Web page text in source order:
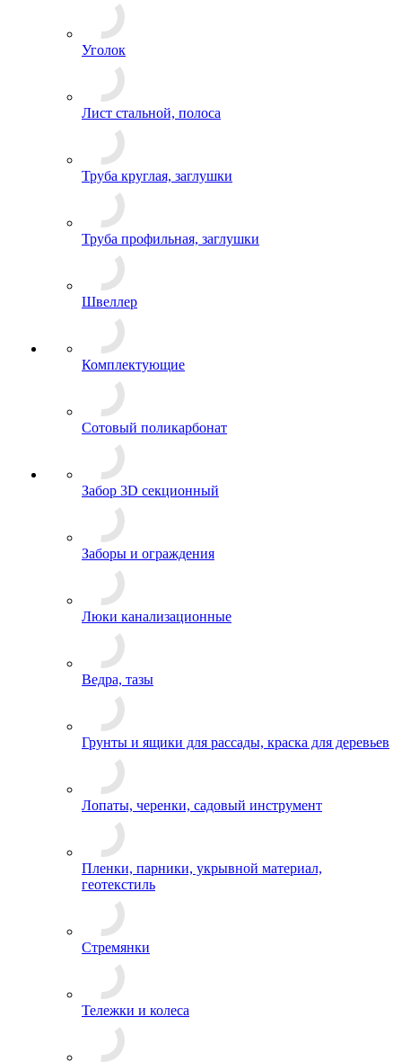
Уголок
Лист стальной, полоса
Труба круглая, заглушки
Труба профильная, заглушки
Швеллер
Комплектующие
Сотовый поликарбонат
Забор 3D секционный
Заборы и ограждения
Люки канализационные
Ведра, тазы
Грунты и ящики для рассады, краска для деревьев
Лопаты, черенки, садовый инструмент
Пленки, парники, укрывной материал,
геотекстиль
Стремянки
Тележки и колеса